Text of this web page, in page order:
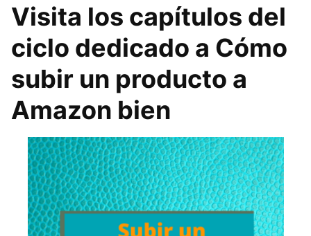
Visita los capítulos del
ciclo dedicado a Cómo
subir un producto a
Amazon bien